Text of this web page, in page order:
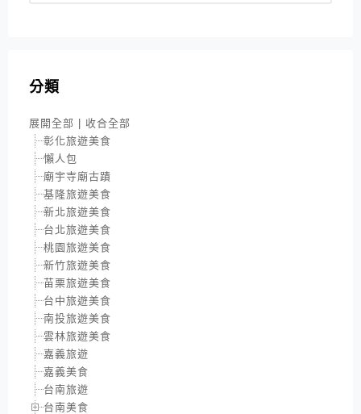
分類
展開全部 | 收合全部
彰化旅遊美食
懶人包
廟宇寺廟古蹟
基隆旅遊美食
新北旅遊美食
台北旅遊美食
桃園旅遊美食
新竹旅遊美食
苗栗旅遊美食
台中旅遊美食
南投旅遊美食
雲林旅遊美食
嘉義旅遊
嘉義美食
台南旅遊
台南美食